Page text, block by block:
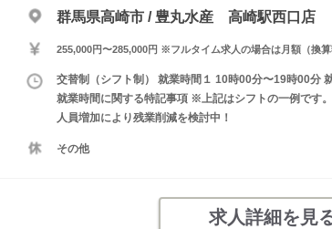
群馬県高崎市 / 豊丸水産 高崎駅西口店
255,000円〜285,000円 ※フルタイム求人の場合は月額（換
交替制（シフト制） 就業時間１ 10時00分〜19時00分
就業時間に関する特記事項 ※上記はシフトの一例です
人員増加により残業削減を検討中！
その他
求人詳細を見